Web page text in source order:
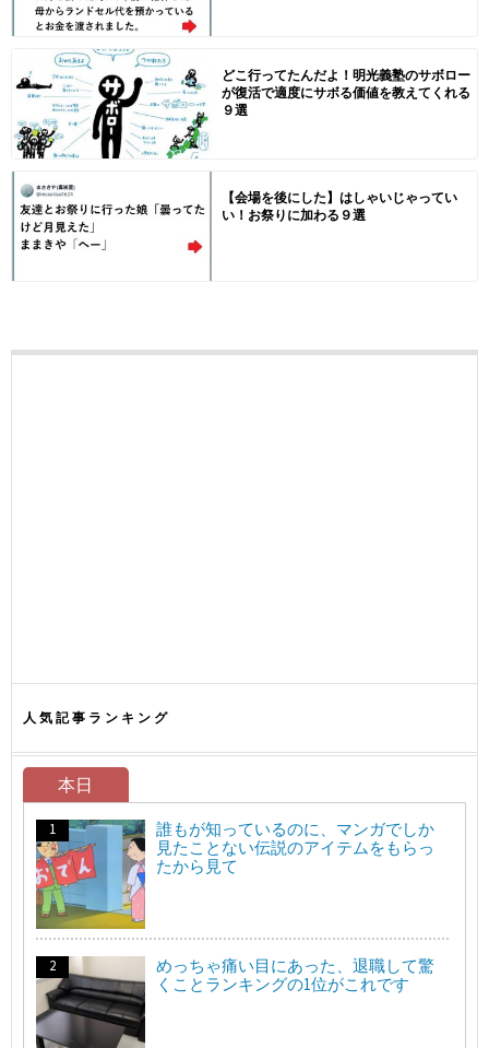
どこ行ってたんだよ！明光義塾のサボロー
が復活で適度にサボる価値を教えてくれる
９選
【会場を後にした】はしゃいじゃってい
い！お祭りに加わる９選
人気記事ランキング
本日
誰もが知っているのに、マンガでしか
見たことない伝説のアイテムをもらっ
たから見て
めっちゃ痛い目にあった、退職して驚
くことランキングの1位がこれです